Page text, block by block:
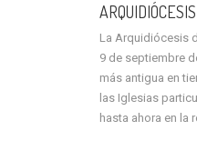
La Arquidiócesis
9 de septiembre
más antigua en
las Iglesias
hasta ahora en la